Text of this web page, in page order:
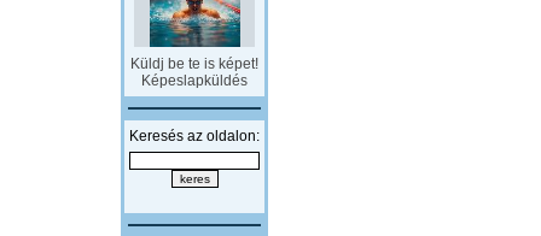
Küldj be te is képet!
Képeslapküldés
Keresés az oldalon: